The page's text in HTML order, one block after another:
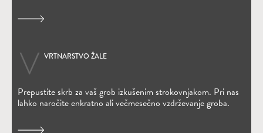
VRTNARSTVO ŽALE
Prepustite skrb za vaš grob izkušenim strokovnjakom. Pri nas
lahko naročite enkratno ali večmesečno vzdrževanje groba.